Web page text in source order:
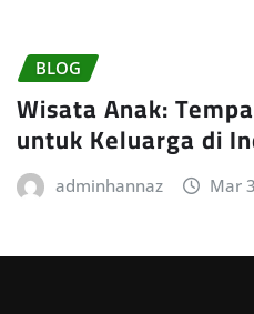
BLOG
Wisata Anak:
untuk Keluarga di
adminhannaz Mar